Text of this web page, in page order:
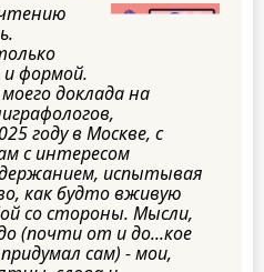
формой.
доклада на
году в Москве, с
с интересом
испытывая
как будто вживую
со стороны. Мысли,
(почти от и до...кое
сам) - мои,